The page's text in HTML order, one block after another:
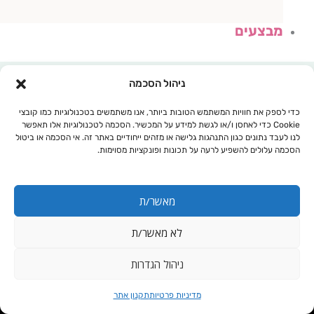
ניהול הסכמה
כדי לספק את חוויות המשתמש הטובות ביותר, אנו משתמשים בטכנולוגיות כמו קובצי
Cookie כדי לאחסן ו/או לגשת למידע על המכשיר. הסכמה לטכנולוגיות אלו תאפשר
לנו לעבד נתונים כגון התנהגות גלישה או מזהים ייחודיים באתר זה. אי הסכמה או ביטול
הסכמה עלולים להשפיע לרעה על תכונות ופונקציות מסוימות.
מאשר/ת
לא מאשר/ת
ניהול הגדרות
מדיניות פרטיותתקנון אתר
מבצעים
עגלת קניות